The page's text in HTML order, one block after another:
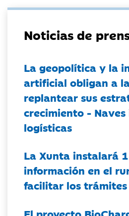
Noticias de
La geopolítica y la
artificial obligan a
replantear sus
crecimiento -
logísticas
La Xunta instalará
información en el
facilitar los trámites